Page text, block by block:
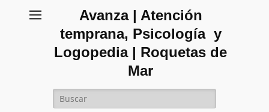
Avanza | Atención
temprana, Psicología y
Logopedia | Roquetas de
Mar
Buscar: